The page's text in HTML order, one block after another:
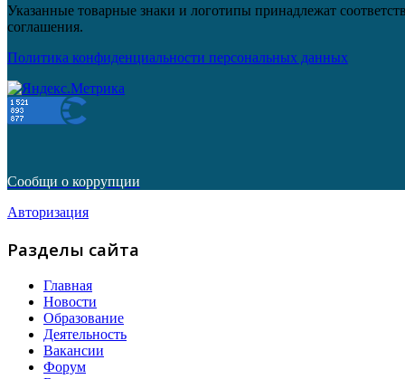
Указанные товарные знаки и логотипы принадлежат
соглашения.
Политика конфиденциальности персональных данных
Сообщи о коррупции
Авторизация
Разделы сайта
Главная
Новости
Образование
Деятельность
Вакансии
Форум